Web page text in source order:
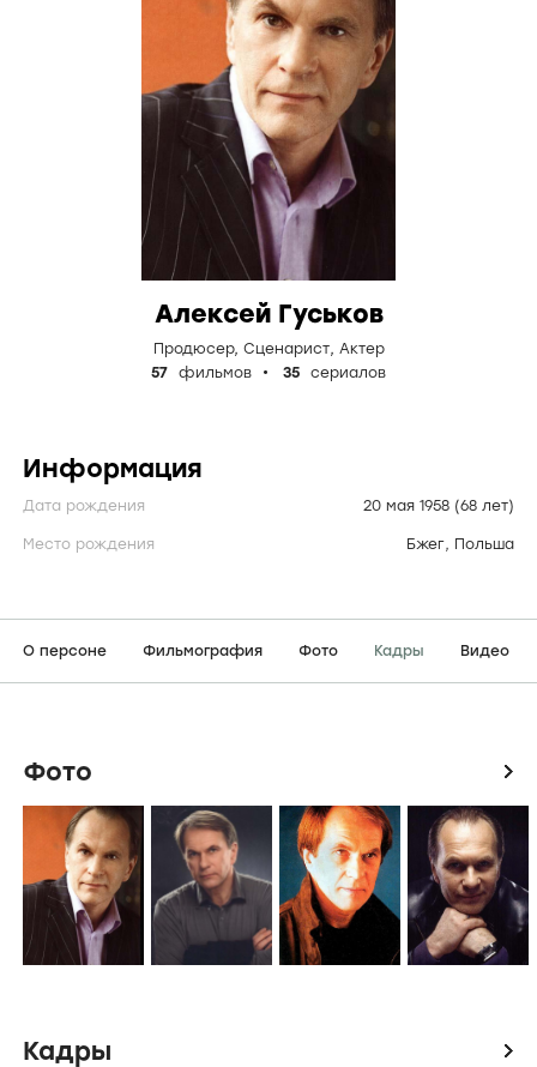
Алексей Гуськов
Продюсер, Сценарист, Актер
57
фильмов 35 сериалов
Информация
Дата рождения 20 мая 1958 (68 лет)
Место рождения Бжег, Польша
О персоне Фильмография Фото Кадры Видео
Фото icon
Кадры icon